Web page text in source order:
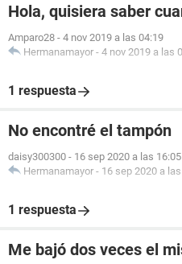
Hola, quisiera saber
Amparo28 - 4 nov 2019 a las 04:19
Hermanamayor - 4 nov 2019 a las
1 respuesta
No encontré el tampón
daisy300300 - 16 sep 2020 a las 16:05
Hermanamayor - 16 sep 2020 a
1 respuesta
Me bajó dos veces el